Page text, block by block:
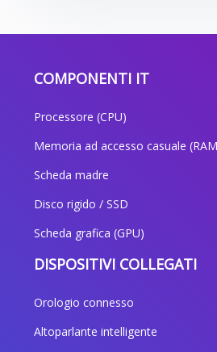
COMPONENTI IT
Processore (CPU)
Memoria ad accesso casuale
Scheda madre
Disco rigido / SSD
Scheda grafica (GPU)
DISPOSITIVI COLLEGATI
Orologio connesso
Altoparlante intelligente